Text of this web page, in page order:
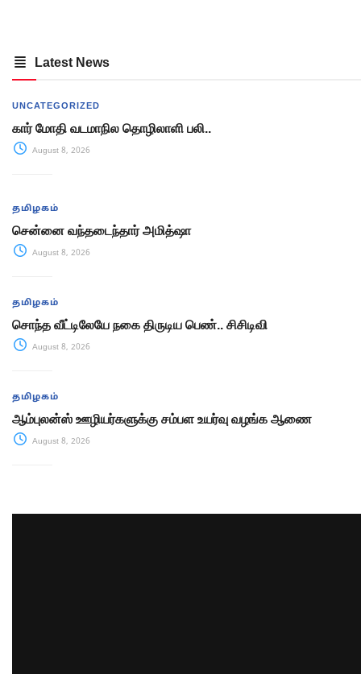
Latest News
UNCATEGORIZED
கார் மோதி வடமாநில தொழிலாளி பலி..
August 8, 2026
தமிழகம்
சென்னை வந்தடைந்தார் அமித்ஷா
August 8, 2026
தமிழகம்
சொந்த வீட்டிலேயே நகை திருடிய பெண்.. சிசிடிவி
August 8, 2026
தமிழகம்
ஆம்புலன்ஸ் ஊழியர்களுக்கு சம்பள உயர்வு வழங்க ஆணை
August 8, 2026